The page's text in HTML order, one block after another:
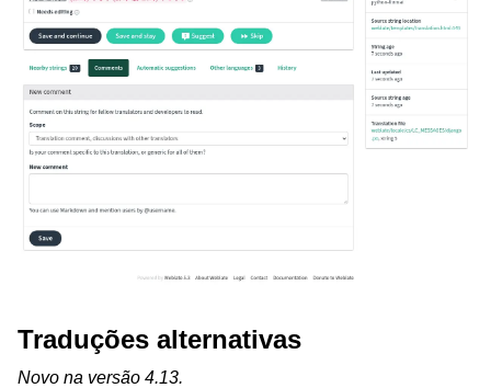
Traduções alternativas
Novo na versão 4.13.